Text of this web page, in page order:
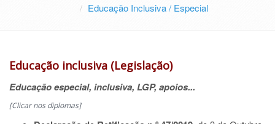
Educação Inclusiva / Especial
Educação inclusiva (Legislação)
Educação especial, inclusiva, LGP, apoios...
[Clicar nos diplomas]